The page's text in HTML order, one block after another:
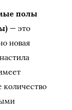
полы
— это
новая
количество